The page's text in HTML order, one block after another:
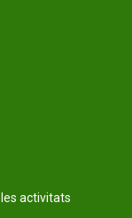
activitats